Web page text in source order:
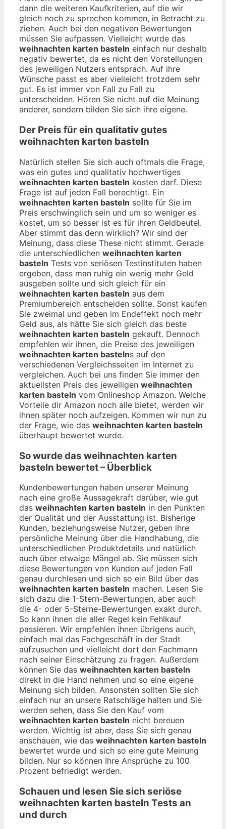
dann die weiteren Kaufkriterien, auf die wir
gleich noch zu sprechen kommen, in Betracht zu
ziehen. Auch bei den negativen Bewertungen
müssen Sie aufpassen. Vielleicht wurde das
weihnachten karten basteln einfach nur deshalb
negativ bewertet, da es nicht den Vorstellungen
des jeweiligen Nutzers entsprach. Auf ihre
Wünsche passt es aber vielleicht trotzdem sehr
gut. Es ist immer von Fall zu Fall zu
unterscheiden. Hören Sie nicht auf die Meinung
anderer, sondern bilden Sie sich ihre eigene.
Der Preis für ein qualitativ gutes
weihnachten karten basteln
Natürlich stellen Sie sich auch oftmals die Frage,
was ein gutes und qualitativ hochwertiges
weihnachten karten basteln kosten darf. Diese
Frage ist auf jeden Fall berechtigt. Ein
weihnachten karten basteln sollte für Sie im
Preis erschwinglich sein und um so weniger es
kostet, um so besser ist es für ihren Geldbeutel.
Aber stimmt das denn wirklich? Wir sind der
Meinung, dass diese These nicht stimmt. Gerade
die unterschiedlichen weihnachten karten
basteln Tests von seriösen Testinstituten haben
ergeben, dass man ruhig ein wenig mehr Geld
ausgeben sollte und sich gleich für ein
weihnachten karten basteln aus dem
Premiumbereich entscheiden sollte. Sonst kaufen
Sie zweimal und geben im Endeffekt noch mehr
Geld aus, als hätte Sie sich gleich das beste
weihnachten karten basteln gekauft. Dennoch
empfehlen wir ihnen, die Preise des jeweiligen
weihnachten karten bastelns auf den
verschiedenen Vergleichsseiten im Internet zu
vergleichen. Auch bei uns finden Sie immer den
aktuellsten Preis des jeweiligen weihnachten
karten basteln vom Onlineshop Amazon. Welche
Vorteile dir Amazon noch alle bietet, werden wir
ihnen später noch aufzeigen. Kommen wir nun zu
der Frage, wie das weihnachten karten basteln
überhaupt bewertet wurde.
So wurde das weihnachten karten
basteln bewertet – Überblick
Kundenbewertungen haben unserer Meinung
nach eine große Aussagekraft darüber, wie gut
das weihnachten karten basteln in den Punkten
der Qualität und der Ausstattung ist. Bisherige
Kunden, beziehungsweise Nutzer, geben ihre
persönliche Meinung über die Handhabung, die
unterschiedlichen Produktdetails und natürlich
auch über etwaige Mängel ab. Sie müssen sich
diese Bewertungen von Kunden auf jeden Fall
genau durchlesen und sich so ein Bild über das
weihnachten karten basteln machen. Lesen Sie
sich dazu die 1-Stern-Bewertungen, aber auch
die 4- oder 5-Sterne-Bewertungen exakt durch.
So kann ihnen die aller Regel kein Fehlkauf
passieren. Wir empfehlen ihnen übrigens auch,
einfach mal das Fachgeschäft in der Stadt
aufzusuchen und vielleicht dort den Fachmann
nach seiner Einschätzung zu fragen. Außerdem
können Sie das weihnachten karten basteln
direkt in die Hand nehmen und so eine eigene
Meinung sich bilden. Ansonsten sollten Sie sich
einfach nur an unsere Ratschläge halten und Sie
werden sehen, dass Sie den Kauf vom
weihnachten karten basteln nicht bereuen
werden. Wichtig ist aber, dass Sie sich genau
anschauen, wie das weihnachten karten basteln
bewertet wurde und sich so eine gute Meinung
bilden. Nur so können Ihre Ansprüche zu 100
Prozent befriedigt werden.
Schauen und lesen Sie sich seriöse
weihnachten karten basteln Tests an
und durch